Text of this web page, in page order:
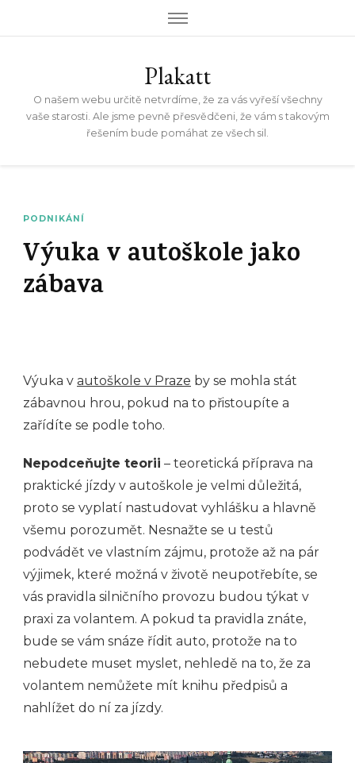
Plakatt
O našem webu určitě netvrdíme, že za vás vyřeší všechny
vaše starosti. Ale jsme pevně přesvědčeni, že vám s takovým
řešením bude pomáhat ze všech sil.
PODNIKÁNÍ
Výuka v autoškole jako
zábava
Výuka v autoškole v Praze by se mohla stát
zábavnou hrou, pokud na to přistoupíte a
zařídíte se podle toho.
Nepodceňujte teorii – teoretická příprava na
praktické jízdy v autoškole je velmi důležitá,
proto se vyplatí nastudovat vyhlášku a hlavně
všemu porozumět. Nesnažte se u testů
podvádět ve vlastním zájmu, protože až na pár
výjimek, které možná v životě neupotřebíte, se
vás pravidla silničního provozu budou týkat v
praxi za volantem. A pokud ta pravidla znáte,
bude se vám snáze řídit auto, protože na to
nebudete muset myslet, nehledě na to, že za
volantem nemůžete mít knihu předpisů a
nahlížet do ní za jízdy.